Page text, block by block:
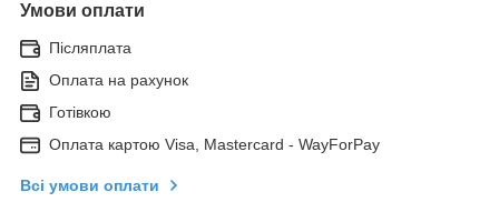
Умови оплати
Післяплата
Оплата на рахунок
Готівкою
Оплата картою Visa, Mastercard - WayForPay
Всі умови оплати